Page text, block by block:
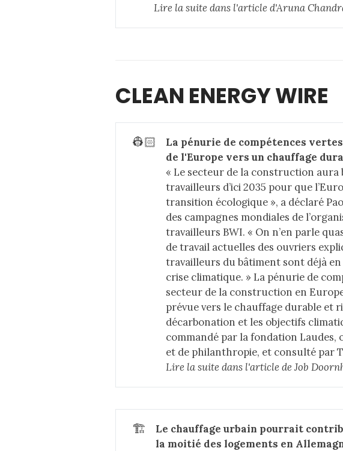
Lire la suite dans l'article d'Aruna
CLEAN ENERGY WIRE
👷🏻
La pénurie de compétences
de l'Europe vers un chauffage
« Le secteur de la construction aura
travailleurs d’ici 2035 pour que
transition écologique », a déclaré
des campagnes mondiales de
travailleurs BWI. « On n’en parle
de travail actuelles des ouvriers
travailleurs du bâtiment sont déjà
crise climatique. » La pénurie de
secteur de la construction en
prévue vers le chauffage durable et
décarbonation et les objectifs
commandé par la fondation
et de philanthropie, et consulté par
Lire la suite dans l'article de Job
🏗️
Le chauffage urbain pourrait
la moitié des logements en